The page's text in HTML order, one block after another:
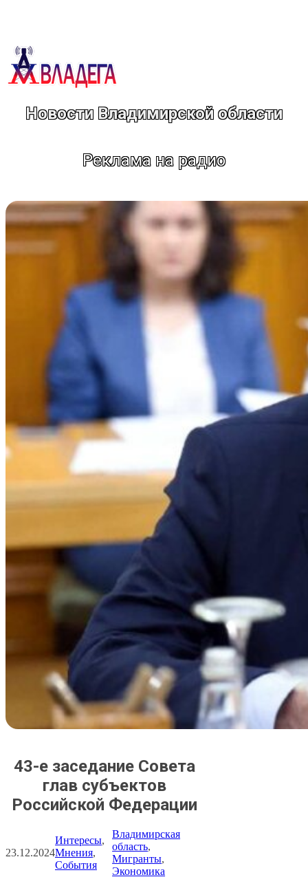
Новости Владимирской области
Реклама на радио
43-е заседание Совета
глав субъектов
Российской Федерации
23.12.2024
Интересы
Мнения
События
Владимирская
область
Мигранты
Экономика